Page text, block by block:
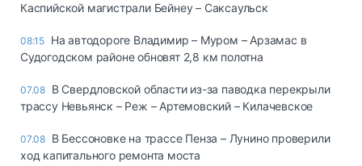
Каспийской магистрали Бейнеу – Саксаульск
08:15 На автодороге Владимир – Муром – Арзамас в
Судогодском районе обновят 2,8 км полотна
07.08 В Свердловской области из-за паводка перекрыли
трассу Невьянск – Реж – Артемовский – Килачевское
07.08 В Бессоновке на трассе Пенза – Лунино проверили
ход капитального ремонта моста